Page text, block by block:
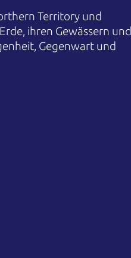
Territory und
ihren Gewässern und
Gegenwart und